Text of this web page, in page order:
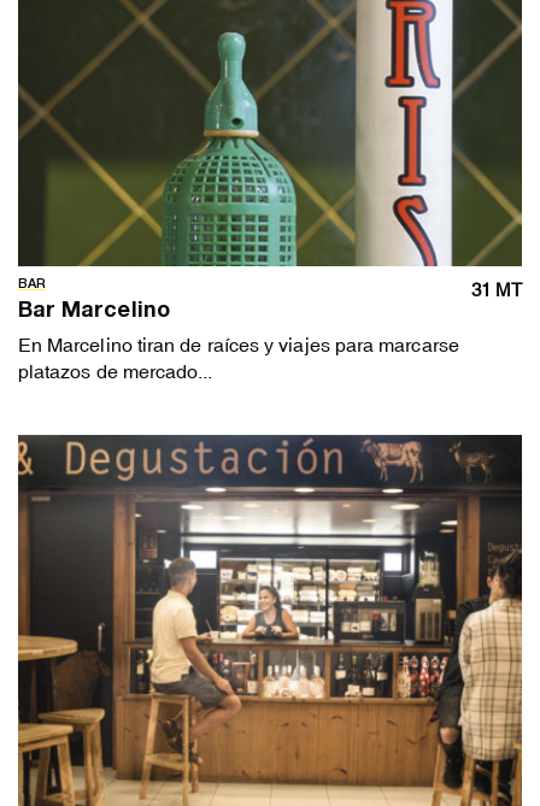
BAR 31 MT
Bar Marcelino
En Marcelino tiran de raíces y viajes para marcarse
platazos de mercado...